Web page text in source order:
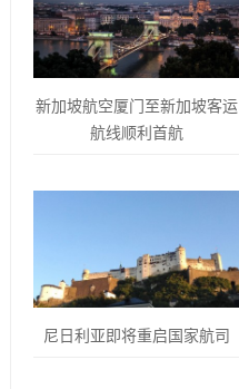
新加坡航空厦门至新加坡客运
航线顺利首航
尼日利亚即将重启国家航司